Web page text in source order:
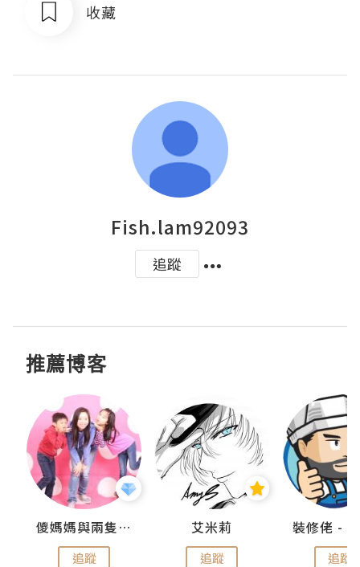
收藏
Fish.lam92093
追蹤
推薦博客
儍媽媽與兩隻小魔怪之家
追蹤
艾米莉
追蹤 追蹤